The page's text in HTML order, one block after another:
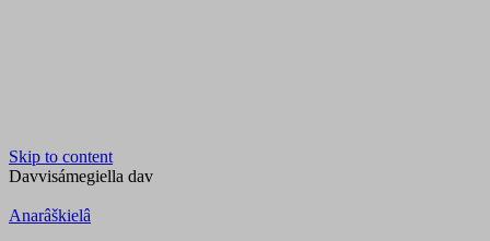
Skip to content
Davvisámegiella dav
Anarâškielâ